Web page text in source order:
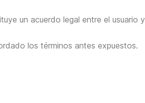
un acuerdo legal entre el usuario y
los términos antes expuestos.